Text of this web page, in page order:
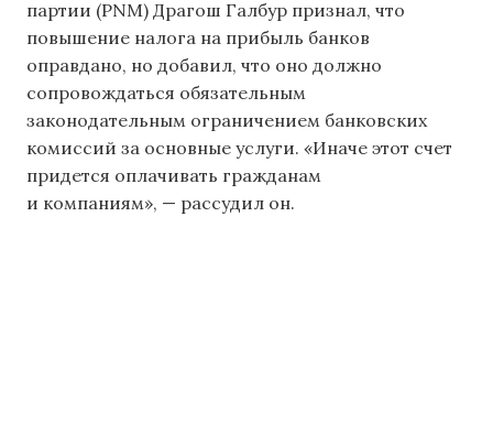
партии (PNM) Драгош Галбур признал, что
повышение налога на прибыль банков
оправдано, но добавил, что оно должно
сопровождаться обязательным
законодательным ограничением банковских
комиссий за основные услуги. «Иначе этот счет
придется оплачивать гражданам
и компаниям», — рассудил он.